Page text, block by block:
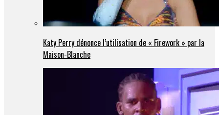
Katy Perry dénonce l’utilisation de « Firework » par la
Maison-Blanche